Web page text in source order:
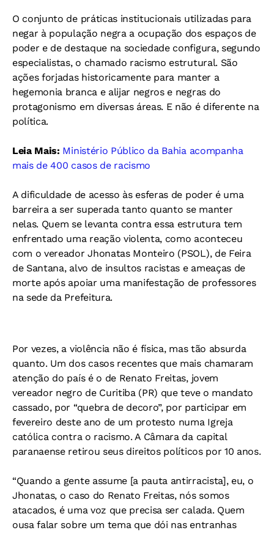
O conjunto de práticas institucionais utilizadas para
negar à população negra a ocupação dos espaços de
poder e de destaque na sociedade configura, segundo
especialistas, o chamado racismo estrutural. São
ações forjadas historicamente para manter a
hegemonia branca e alijar negros e negras do
protagonismo em diversas áreas. E não é diferente na
política.
Leia Mais: Ministério Público da Bahia acompanha
mais de 400 casos de racismo
A dificuldade de acesso às esferas de poder é uma
barreira a ser superada tanto quanto se manter
nelas. Quem se levanta contra essa estrutura tem
enfrentado uma reação violenta, como aconteceu
com o vereador Jhonatas Monteiro (PSOL), de Feira
de Santana, alvo de insultos racistas e ameaças de
morte após apoiar uma manifestação de professores
na sede da Prefeitura.
Por vezes, a violência não é física, mas tão absurda
quanto. Um dos casos recentes que mais chamaram
atenção do país é o de Renato Freitas, jovem
vereador negro de Curitiba (PR) que teve o mandato
cassado, por “quebra de decoro”, por participar em
fevereiro deste ano de um protesto numa Igreja
católica contra o racismo. A Câmara da capital
paranaense retirou seus direitos políticos por 10 anos.
“Quando a gente assume [a pauta antirracista], eu, o
Jhonatas, o caso do Renato Freitas, nós somos
atacados, é uma voz que precisa ser calada. Quem
ousa falar sobre um tema que dói nas entranhas